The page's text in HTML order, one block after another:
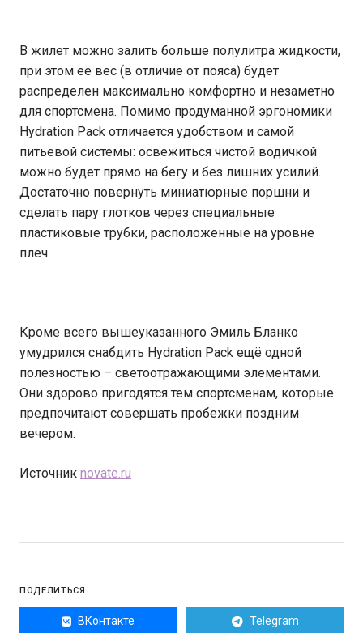
В жилет можно залить больше полулитра жидкости,
при этом её вес (в отличие от пояса) будет
распределен максимально комфортно и незаметно
для спортсмена. Помимо продуманной эргономики
Hydration Pack отличается удобством и самой
питьевой системы: освежиться чистой водичкой
можно будет прямо на бегу и без лишних усилий.
Достаточно повернуть миниатюрные поршни и
сделать пару глотков через специальные
пластиковые трубки, расположенные на уровне
плеч.
Кроме всего вышеуказанного Эмиль Бланко
умудрился снабдить Hydration Pack ещё одной
полезностью – светоотражающими элементами.
Они здорово пригодятся тем спортсменам, которые
предпочитают совершать пробежки поздним
вечером.
Источник novate.ru
ПОДЕЛИТЬСЯ
ВКонтакте Telegram